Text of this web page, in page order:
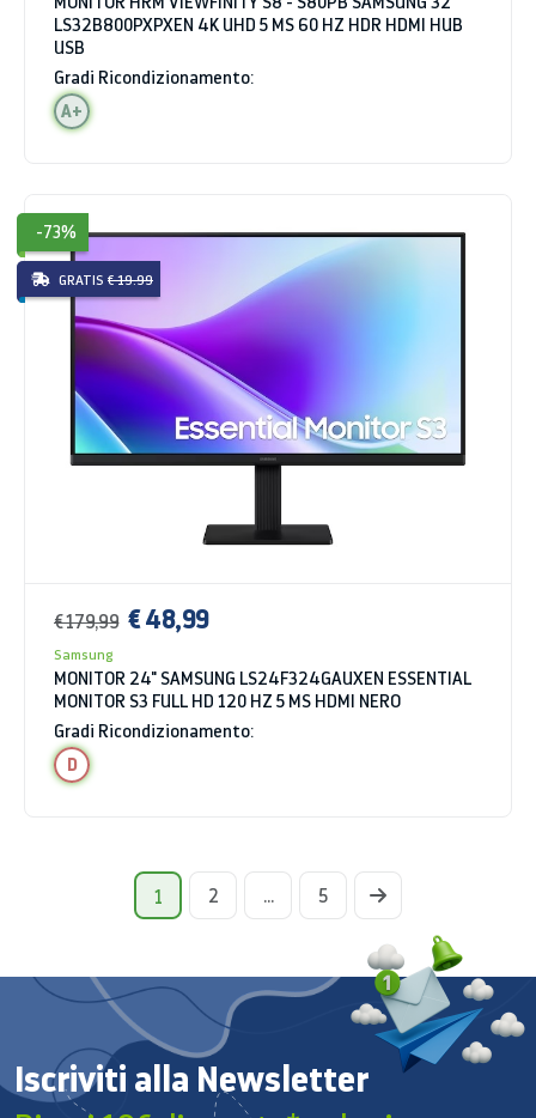
LS32B800PXPXEN 4K UHD 5 MS 60 HZ HDR HDMI HUB
USB
Gradi Ricondizionamento:
A+
-73%
GRATIS € 19.99
€ 179,99 € 48,99
Samsung
MONITOR 24" SAMSUNG LS24F324GAUXEN ESSENTIAL
MONITOR S3 FULL HD 120 HZ 5 MS HDMI NERO
Gradi Ricondizionamento:
D
1 2 ... 5
Iscriviti alla Newsletter